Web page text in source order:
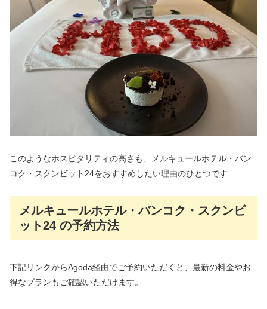
このようなホスピタリティの高さも、メルキュールホテル・バン
コク・スクンビット24をおすすめしたい理由のひとつです
メルキュールホテル・バンコク・スクンビ
ット24 の予約方法
下記リンクからAgoda経由でご予約いただくと、最新の料金やお
得なプランもご確認いただけます。